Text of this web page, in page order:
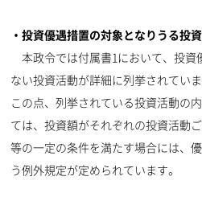
・投資優遇措置の対象となりうる投
本政令では付属書1において、投資
ない投資活動が詳細に列挙されていま
この点、列挙されている投資活動の
ては、投資額がそれぞれの投資活動
等の一定の条件を満たす場合には、
う例外規定が定められています。